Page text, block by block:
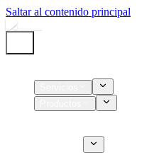
Saltar al contenido principal